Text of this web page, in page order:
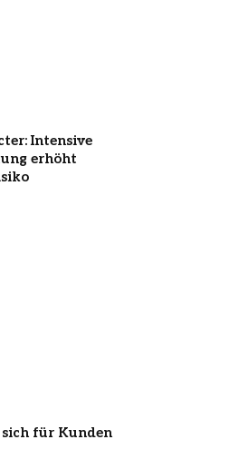
Intensive
erhöht
für Kunden